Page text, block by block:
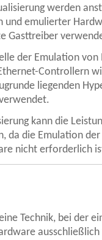
werden
und emulierter
Gasttreiber
der Emulation
Controllern
liegenden
kann die
da die Emulation der
nicht erforderlich
Technik, bei der